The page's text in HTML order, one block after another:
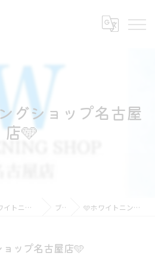
グショップ名古屋
店🩵
愛知県名古屋のセルフホワイトニングならホワイトニングショップ名古屋店 ブログ 🩵ホワイトニングショップ名古屋店🩵
ップ名古屋店🩵